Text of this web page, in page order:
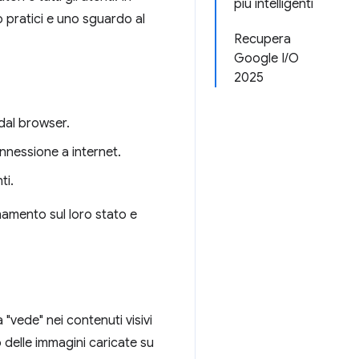
più intelligenti
Recupera
Google I/O
2025
pratici e uno sguardo al
browser.
a internet.
sul loro stato e
nei contenuti visivi
immagini caricate su